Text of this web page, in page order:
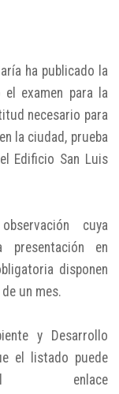
ha publicado la
el examen para la
necesario para
la ciudad, prueba
Edificio San Luis
cuya
presentación en
disponen
un mes.
y Desarrollo
el listado puede
enlace